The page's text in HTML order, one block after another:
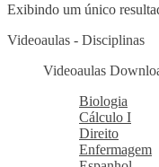
Exibindo um único
Videoaulas - Disciplinas
Videoaulas
Biologia
Cálculo I
Direito
Enfermagem